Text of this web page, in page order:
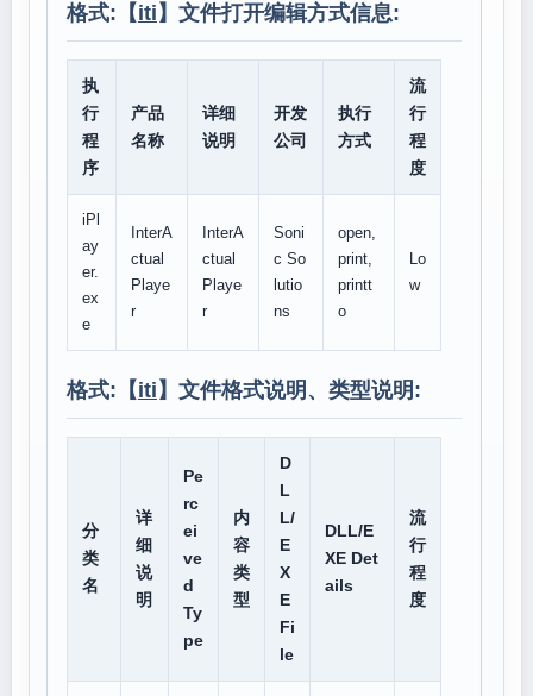
格式:【iti 】文件打开编辑方式信息:
执
行
程
序
产品
名称
详细
说明
开发
公司
执行
方式
流
行
程
度
iPl
ay
er.
ex
e
InterA
ctual
Playe
r
InterA
ctual
Playe
r
Soni
c So
lutio
ns
open,
print,
printt
o
Lo
w
格式:【iti 】文件格式说明、类型说明:
分
类
名
详
细
说
明
Pe
rc
ei
ve
d
Ty
pe
内
容
类
型
D
L
L/
E
X
E
Fi
le
DLL/E
XE Det
ails
流
行
程
度